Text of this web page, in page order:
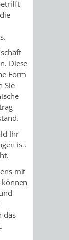
BÄDER(PLANUNG
BAU)
GEBÄUDEBETRIEB
AMT
FÜR
SOZIALE
AMT
FÜR
Diese
Form
Sie
Ihr
ist.
mit
können
das